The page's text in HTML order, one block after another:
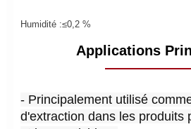
Humidité :≤0,2 %
Applications
- Principalement utilisé
d'extraction dans les produits